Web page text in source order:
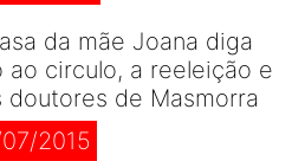
da mãe Joana diga
ao circulo, a reeleição e
doutores de Masmorra
2015